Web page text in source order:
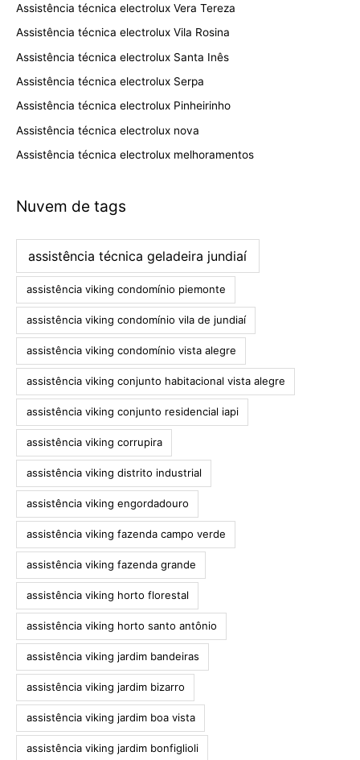
Assistência técnica electrolux Vera Tereza
Assistência técnica electrolux Vila Rosina
Assistência técnica electrolux Santa Inês
Assistência técnica electrolux Serpa
Assistência técnica electrolux Pinheirinho
Assistência técnica electrolux nova
Assistência técnica electrolux melhoramentos
Nuvem de tags
assistência técnica geladeira jundiaí
assistência viking condomínio piemonte
assistência viking condomínio vila de jundiaí
assistência viking condomínio vista alegre
assistência viking conjunto habitacional vista alegre
assistência viking conjunto residencial iapi
assistência viking corrupira
assistência viking distrito industrial
assistência viking engordadouro
assistência viking fazenda campo verde
assistência viking fazenda grande
assistência viking horto florestal
assistência viking horto santo antônio
assistência viking jardim bandeiras
assistência viking jardim bizarro
assistência viking jardim boa vista
assistência viking jardim bonfiglioli